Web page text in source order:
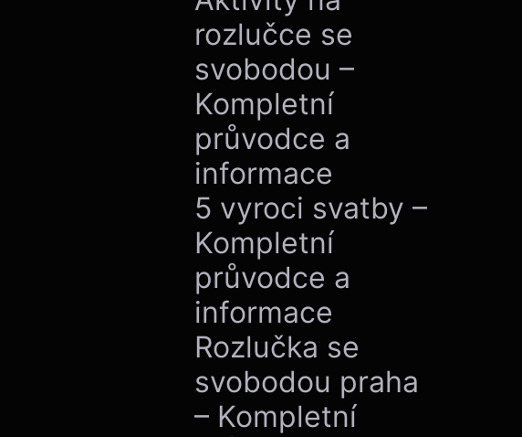
rozlučce se
svobodou –
Kompletní
průvodce a
informace
5 vyroci svatby –
Kompletní
průvodce a
informace
Rozlučka se
svobodou praha
– Kompletní